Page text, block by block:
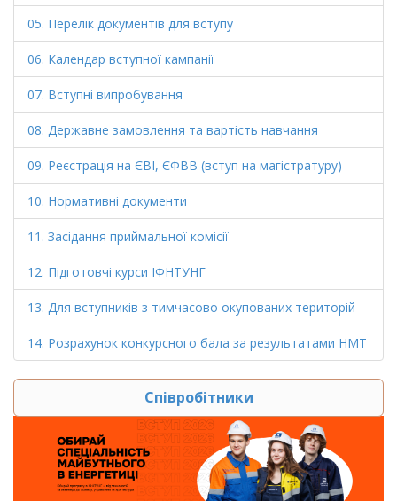
05. Перелік документів для вступу
06. Календар вступної кампанії
07. Вступні випробування
08. Державне замовлення та вартість навчання
09. Реєстрація на ЄВІ, ЄФВВ (вступ на магістратуру)
10. Нормативні документи
11. Засідання приймальної комісії
12. Підготовчі курси ІФНТУНГ
13. Для вступників з тимчасово окупованих територій
14. Розрахунок конкурсного бала за результатами НМТ
Співробітники